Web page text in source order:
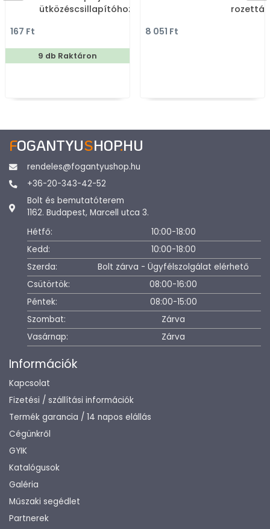
ütközéscsillapítóhoz
fékező, ütközéscsillapító
167 Ft
9 db Raktáron
8 051 Ft
FOGANTYUSHOP.HU
rendeles@fogantyushop.hu
+36-20-343-42-52
Bolt és bemutatóterem
1162. Budapest, Marcell utca 3.
Hétfő:
10:00-18:00
Kedd:
10:00-18:00
Szerda:
Bolt zárva - Ügyfélszolgálat elérhető
Csütörtök:
08:00-16:00
Péntek:
08:00-15:00
Szombat:
Zárva
Vasárnap:
Zárva
Információk
Kapcsolat
Fizetési / szállítási információk
Termék garancia / 14 napos elállás
Cégünkről
GYIK
Katalógusok
Galéria
Műszaki segédlet
Partnerek